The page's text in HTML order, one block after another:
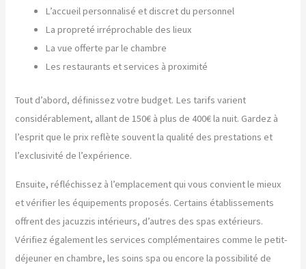
L’accueil personnalisé et discret du personnel
La propreté irréprochable des lieux
La vue offerte par le chambre
Les restaurants et services à proximité
Tout d’abord, définissez votre budget. Les tarifs varient
considérablement, allant de 150€ à plus de 400€ la nuit. Gardez à
l’esprit que le prix reflète souvent la qualité des prestations et
l’exclusivité de l’expérience.
Ensuite, réfléchissez à l’emplacement qui vous convient le mieux
et vérifier les équipements proposés. Certains établissements
offrent des jacuzzis intérieurs, d’autres des spas extérieurs.
Vérifiez également les services complémentaires comme le petit-
déjeuner en chambre, les soins spa ou encore la possibilité de